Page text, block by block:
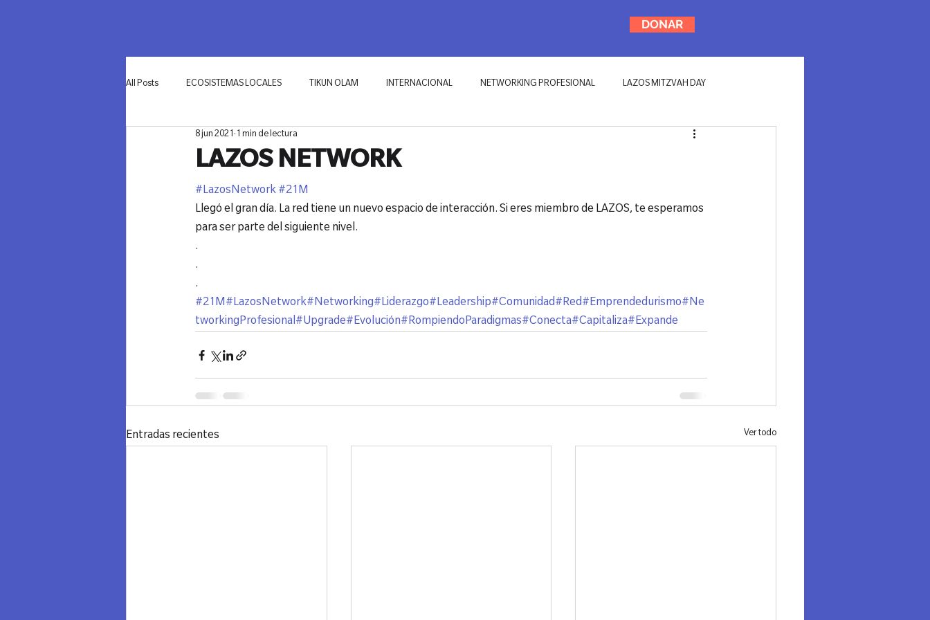
DONAR
All Posts ECOSISTEMAS LOCALES TIKUN OLAM INTERNACIONAL NETWORKING PROFESIONAL LAZOS MITZVAH DAY
INNOVACIÓN
LAZOS NETWORK
8 jun 2021 1 min de lectura
#LazosNetwork #21M
⁠Llegó el gran día. La red tiene un nuevo espacio de interacción. Si eres miembro de LAZOS, te esperamos
para ser parte del siguiente nivel.⁠
.⁠
.⁠
.⁠
#21M#LazosNetwork#Networking#Liderazgo#Leadership#Comunidad#Red#Emprendedurismo#Ne
tworkingProfesional#Upgrade#Evolución#RompiendoParadigmas#Conecta#Capitaliza#Expande
Entradas recientes Ver todo